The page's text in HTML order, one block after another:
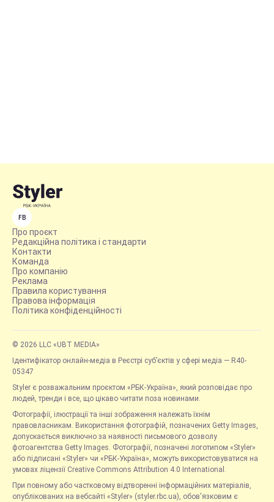
FB
Про проєкт
Редакційна політика і стандарти
Контакти
Команда
Про компанію
Реклама
Правила користування
Правова інформація
Політика конфіденційності
© 2026 LLC «UBT MEDIA»
Ідентифікатор онлайн-медіа в Реєстрі суб’єктів у сфері медіа — R40-
05347
Styler є розважальним проєктом «РБК-Україна», який розповідає про
людей, тренди і все, що цікаво читати поза новинами.
Фотографії, ілюстрації та інші зображення належать їхнім
правовласникам. Використання фотографій, позначених Getty Images,
допускається виключно за наявності письмового дозволу
фотоагентства Getty Images. Фотографії, позначені логотипом «Styler»
або підписані «Styler» чи «РБК-Україна», можуть використовуватися на
умовах ліцензії Creative Commons Attribution 4.0 International.
При повному або частковому відтворенні інформаційних матеріалів,
опублікованих на вебсайті «Styler» (styler.rbc.ua), обов'язковим є